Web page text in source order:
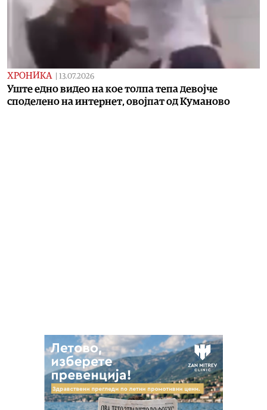
ХРОНИКА 13.07.2026
Уште едно видео на кое толпа тепа девојче
споделено на интернет, овојпат од Куманово